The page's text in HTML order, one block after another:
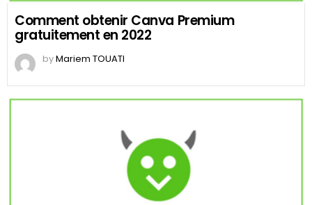
Comment obtenir Canva Premium
gratuitement en 2022
byMariem TOUATI